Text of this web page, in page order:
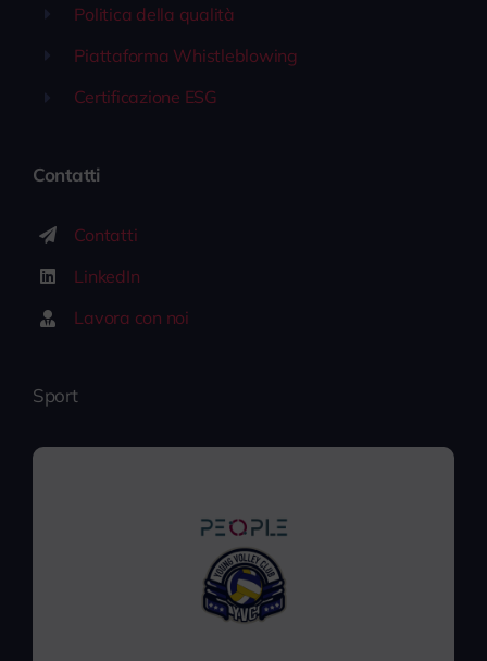
Politica della qualità
Piattaforma Whistleblowing
Certificazione ESG
Contatti
Contatti
LinkedIn
Lavora con noi
Sport